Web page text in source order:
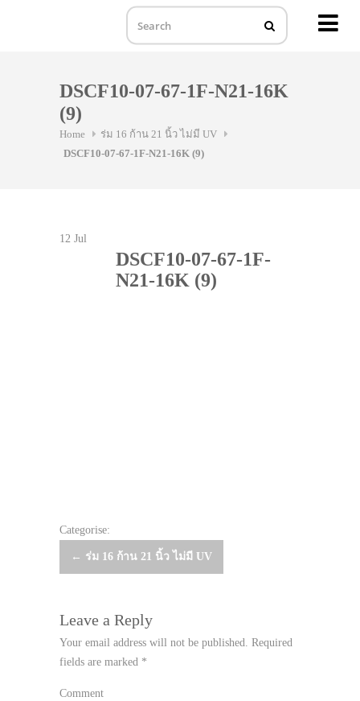
DSCF10-07-67-1F-N21-16K
(9)
Home
ร่ม 16 ก้าน 21 นิ้ว ไม่มี UV
DSCF10-07-67-1F-N21-16K (9)
12 Jul
DSCF10-07-67-1F-
N21-16K (9)
Categorise:
Post
← ร่ม 16 ก้าน 21 นิ้ว ไม่มี UV
Leave a Reply
Your email address will not be published. Required
fields are marked *
Comment